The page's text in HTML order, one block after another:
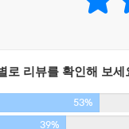
는 것에서 온다. 완벽
로 리뷰를 확인해 보세
53%
39%